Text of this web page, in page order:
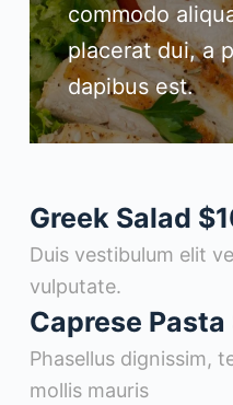
commodo
placerat dui, a
dapibus est.
Greek Salad
Duis vestibulum elit
vulputate.
Caprese Pasta
Phasellus dignissim,
mollis mauris